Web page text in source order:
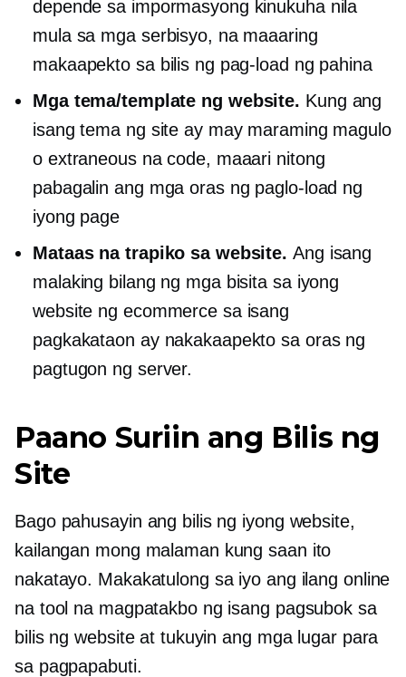
depende sa impormasyong kinukuha nila
mula sa mga serbisyo, na maaaring
makaapekto sa bilis ng pag-load ng pahina
Mga tema/template ng website. Kung ang
isang tema ng site ay may maraming magulo
o extraneous na code, maaari nitong
pabagalin ang mga oras ng paglo-load ng
iyong page
Mataas na trapiko sa website. Ang isang
malaking bilang ng mga bisita sa iyong
website ng ecommerce sa isang
pagkakataon ay nakakaapekto sa oras ng
pagtugon ng server.
Paano Suriin ang Bilis ng
Site
Bago pahusayin ang bilis ng iyong website,
kailangan mong malaman kung saan ito
nakatayo. Makakatulong sa iyo ang ilang online
na tool na magpatakbo ng isang pagsubok sa
bilis ng website at tukuyin ang mga lugar para
sa pagpapabuti.